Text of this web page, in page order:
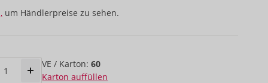
um Händlerpreise zu sehen.
VE / Karton:60
Karton auffüllen